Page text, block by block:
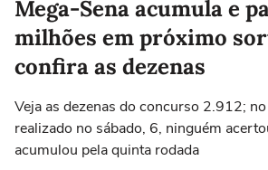
Mega-Sena acumula e
milhões em próximo
confira as dezenas
Veja as dezenas do concurso 2.912;
realizado no sábado, 6, ninguém
acumulou pela quinta rodada